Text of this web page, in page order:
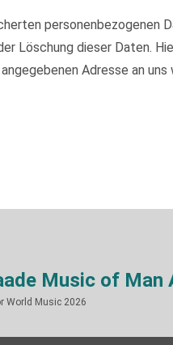
personenbezogenen
Löschung dieser Daten.
Adresse an uns
Music of Man
World Music 2026